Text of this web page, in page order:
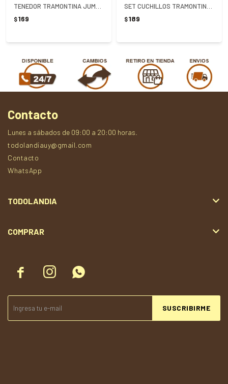
$169 $189
  
SUSCRIBIRME
Contacto
Lunes a sábados de 09:00 a 20:00 horas.
todolandiauy@gmail.com
Contacto
WhatsApp
TODOLANDIA
COMPRAR